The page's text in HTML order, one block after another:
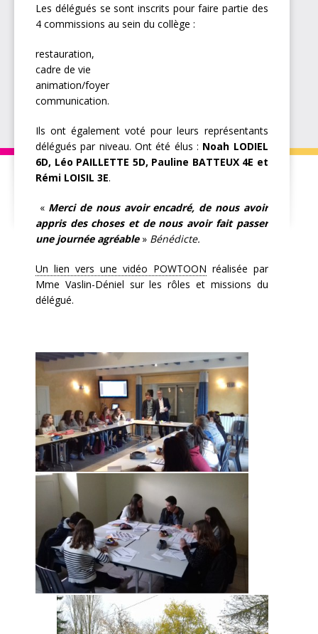
Les délégués se sont inscrits pour faire partie des
4 commissions au sein du collège :
restauration,
cadre de vie
animation/foyer
communication.
Ils ont également voté pour leurs représentants
délégués par niveau. Ont été élus : Noah LODIEL
6D, Léo PAILLETTE 5D, Pauline BATTEUX 4E et
Rémi LOISIL 3E.
« Merci de nous avoir encadré, de nous avoir
appris des choses et de nous avoir fait passer
une journée agréable» Bénédicte.
Un lien vers une vidéo POWTOON réalisée par
Mme Vaslin-Déniel sur les rôles et missions du
délégué.